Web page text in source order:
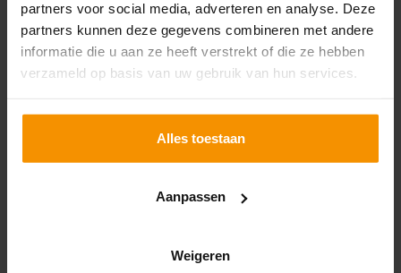
partners voor social media, adverteren en analyse. Deze
partners kunnen deze gegevens combineren met andere
informatie die u aan ze heeft verstrekt of die ze hebben
verzameld op basis van uw gebruik van hun services.
Alles toestaan
Aanpassen
Weigeren
steun
27-09-2021
Door de maatregelen mogen nachthoreca, zoals
discotheken en nachtclubs, voorlopig na middernacht
steunmaatregelen getroffen voor deze sector, de